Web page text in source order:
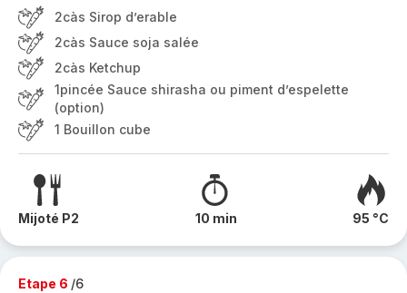
2càs Sirop d’erable
2càs Sauce soja salée
2càs Ketchup
1pincée Sauce shirasha ou piment d’espelette
(option)
1 Bouillon cube
Mijoté P2 10 min 95 °C
Etape 6 /6